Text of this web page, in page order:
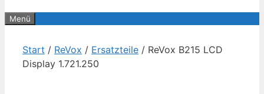
Menü
Start / ReVox / Ersatzteile / ReVox B215 LCD
Display 1.721.250